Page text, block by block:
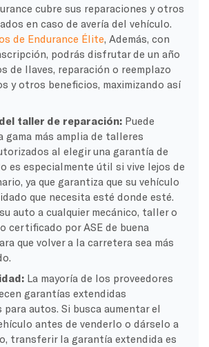
cubre sus reparaciones y otros
en caso de avería del vehículo.
de Endurance Élite, Además, con
podrás disfrutar de un año
de llaves, reparación o reemplazo
y otros beneficios, maximizando así
taller de reparación: Puede
gama más amplia de talleres
al elegir una garantía de
es especialmente útil si vive lejos de
ya que garantiza que su vehículo
que necesita esté donde esté.
auto a cualquier mecánico, taller o
certificado por ASE de buena
que volver a la carretera sea más
La mayoría de los proveedores
garantías extendidas
autos. Si busca aumentar el
antes de venderlo o dárselo a
transferir la garantía extendida es